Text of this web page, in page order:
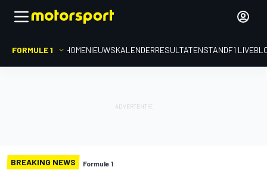
FORMULE 1 HOMENIEUWSKALENDERRESULTATENSTANDF1
BREAKING NEWS Formule 1